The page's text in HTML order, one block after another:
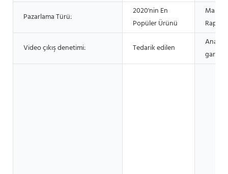
Pazarlama Türü:
2020'nin En
Popüler Ürünü
Video çıkış denetimi: Tedarik edilen
Ana